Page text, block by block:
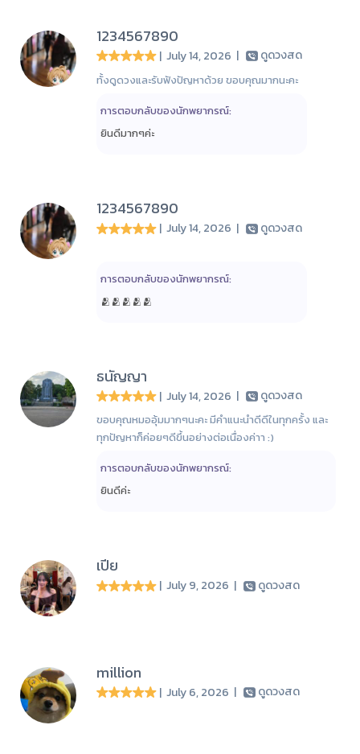
1234567890
| July 14, 2026 | ดูดวงสด
ทั้งดูดวงและรับฟังปัญหาด้วย ขอบคุณมากนะคะ
การตอบกลับของนักพยากรณ์:
ยินดีมากๆค่ะ
1234567890
| July 14, 2026 | ดูดวงสด
การตอบกลับของนักพยากรณ์:
🫂🫂🫂🫂🫂
ธนัญญา
| July 14, 2026 | ดูดวงสด
ขอบคุณหมออุ้มมากๆนะคะ มีคำแนะนำดีดีในทุกครั้ง และ
ทุกปัญหาก็ค่อยๆดีขึ้นอย่างต่อเนื่องค่าา :)
การตอบกลับของนักพยากรณ์:
ยินดีค่ะ
เปีย
| July 9, 2026 | ดูดวงสด
million
| July 6, 2026 | ดูดวงสด